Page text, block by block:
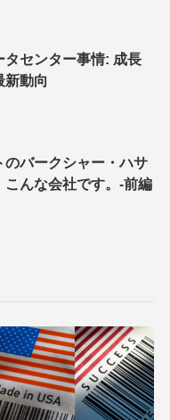
タセンター事情: 成長
新動向
のバークシャー・ハサ
こんな会社です。-前編